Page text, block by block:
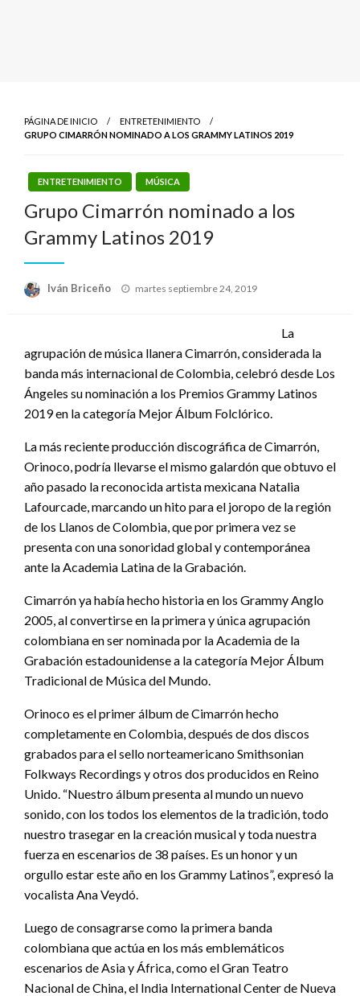
PÁGINA DE INICIO
ENTRETENIMIENTO
GRUPO CIMARRÓN NOMINADO A LOS GRAMMY LATINOS 2019
ENTRETENIMIENTO MÚSICA
Grupo Cimarrón nominado a los
Grammy Latinos 2019
Iván Briceño
Publicado
martes septiembre 24, 2019
La
agrupación de música llanera Cimarrón, considerada la
banda más internacional de Colombia, celebró desde Los
Ángeles su nominación a los Premios Grammy Latinos
2019 en la categoría Mejor Álbum Folclórico.
La más reciente producción discográfica de Cimarrón,
Orinoco, podría llevarse el mismo galardón que obtuvo el
año pasado la reconocida artista mexicana Natalia
Lafourcade, marcando un hito para el joropo de la región
de los Llanos de Colombia, que por primera vez se
presenta con una sonoridad global y contemporánea
ante la Academia Latina de la Grabación.
Cimarrón ya había hecho historia en los Grammy Anglo
2005, al convertirse en la primera y única agrupación
colombiana en ser nominada por la Academia de la
Grabación estadounidense a la categoría Mejor Álbum
Tradicional de Música del Mundo.
Orinoco es el primer álbum de Cimarrón hecho
completamente en Colombia, después de dos discos
grabados para el sello norteamericano Smithsonian
Folkways Recordings y otros dos producidos en Reino
Unido. “Nuestro álbum presenta al mundo un nuevo
sonido, con los todos los elementos de la tradición, todo
nuestro trasegar en la creación musical y toda nuestra
fuerza en escenarios de 38 países. Es un honor y un
orgullo estar este año en los Grammy Latinos”, expresó la
vocalista Ana Veydó.
Luego de consagrarse como la primera banda
colombiana que actúa en los más emblemáticos
escenarios de Asia y África, como el Gran Teatro
Nacional de China, el India International Center de Nueva